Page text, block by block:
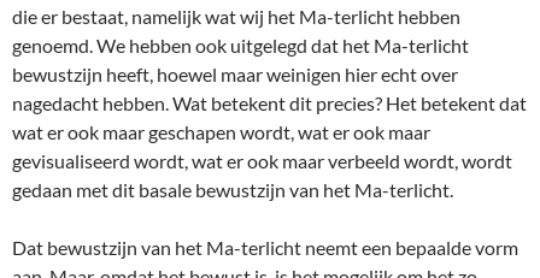
die er bestaat, namelijk wat wij het Ma-terlicht hebben
genoemd. We hebben ook uitgelegd dat het Ma-terlicht
bewustzijn heeft, hoewel maar weinigen hier echt over
nagedacht hebben. Wat betekent dit precies? Het betekent dat
wat er ook maar geschapen wordt, wat er ook maar
gevisualiseerd wordt, wat er ook maar verbeeld wordt, wordt
gedaan met dit basale bewustzijn van het Ma-terlicht.
Dat bewustzijn van het Ma-terlicht neemt een bepaalde vorm